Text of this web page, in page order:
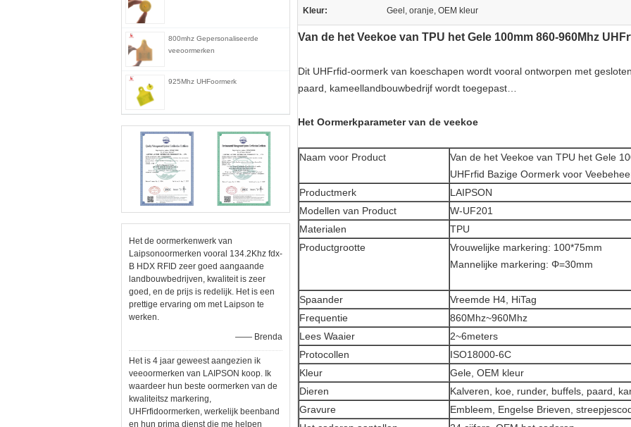
800mhz Gepersonaliseerde
veeoormerken
925Mhz UHFoormerk
Het de oormerkenwerk van
Laipsonoormerken vooral 134.2Khz fdx-
B HDX RFID zeer goed aangaande
landbouwbedrijven, kwaliteit is zeer
goed, en de prijs is redelijk. Het is een
prettige ervaring om met Laipson te
werken.
—— Brenda
Het is 4 jaar geweest aangezien ik
veeoormerken van LAIPSON koop. Ik
waardeer hun beste oormerken van de
kwaliteitsz markering,
UHFrfidoormerken, werkelijk beenband
en hun prima dienst die me helpen
Kleur: Geel, oranje, OEM kleur
Van de het Veekoe van TPU het Gele 100mm 860-960Mhz
Dit UHFrfid-oormerk van koeschapen wordt vooral ontworpen met
paard, kameellandbouwbedrijf wordt toegepast…
Het Oormerkparameter van de veekoe
Naam voor Product
Van de het Veekoe van TPU het Gele
UHFrfid Bazige Oormerk voor
Productmerk
LAIPSON
Modellen van Product
W-UF201
Materialen
TPU
Productgrootte
Vrouwelijke markering: 100*75mm
Mannelijke markering: Φ=30mm
Spaander
Vreemde H4, HiTag
Frequentie
860Mhz~960Mhz
Lees Waaier
2~6meters
Protocollen
ISO18000-6C
Kleur
Gele, OEM kleur
Dieren
Kalveren, koe, runder, buffels, paard,
Gravure
Embleem, Engelse Brieven,